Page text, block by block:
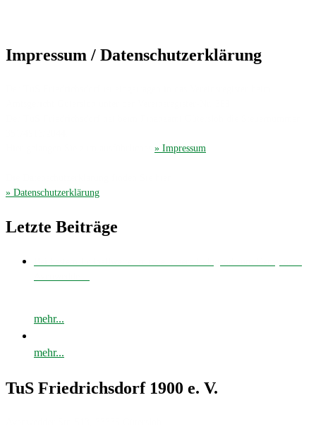
Impressum / Datenschutzerklärung
» Impressum
» Datenschutzerklärung
Letzte Beiträge
mehr...
mehr...
TuS Friedrichsdorf 1900 e. V.